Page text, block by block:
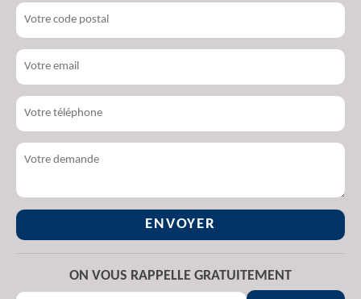
ON VOUS RAPPELLE GRATUITEMENT